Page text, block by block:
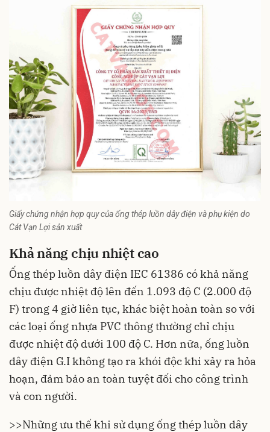
Giấy chứng nhận hợp quy của ống thép luồn dây điện và phụ kiện do
Cát Vạn Lợi sản xuất
Khả năng chịu nhiệt cao
Ống thép luồn dây điện IEC 61386 có khả năng
chịu được nhiệt độ lên đến 1.093 độ C (2.000 độ
F) trong 4 giờ liên tục, khác biệt hoàn toàn so với
các loại ống nhựa PVC thông thường chỉ chịu
được nhiệt độ dưới 100 độ C. Hơn nữa, ống luồn
dây điện G.I không tạo ra khói độc khi xảy ra hỏa
hoạn, đảm bảo an toàn tuyệt đối cho công trình
và con người.
>>Những ưu thế khi sử dụng ống thép luồn dây